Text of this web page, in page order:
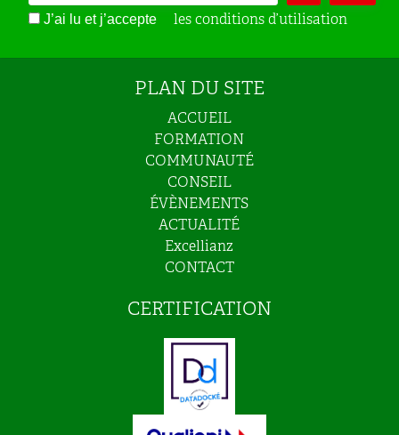
J’ai lu et j’accepte les conditions d’utilisation
PLAN DU SITE
ACCUEIL
FORMATION
COMMUNAUTÉ
CONSEIL
ÉVÈNEMENTS
ACTUALITÉ
Excellianz
CONTACT
CERTIFICATION